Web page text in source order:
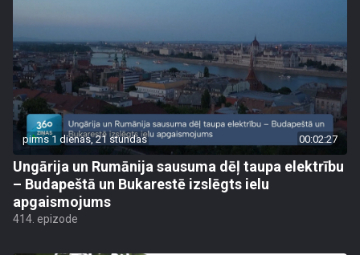
pirms 1 dienas, 21 stundas 00:02:27
Ungārija un Rumānija sausuma dēļ taupa elektrību
– Budapeštā un Bukarestē izslēgts ielu
apgaismojums
414. epizode